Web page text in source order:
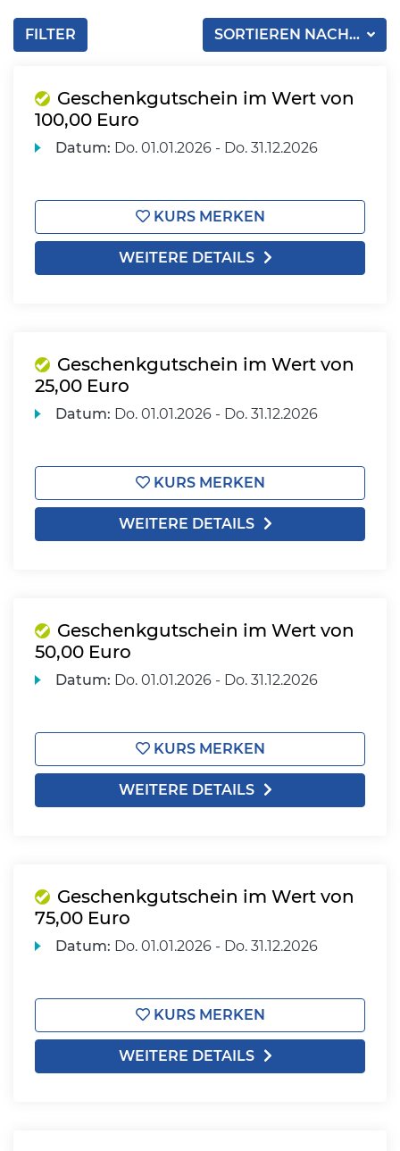
SORTIEREN NACH...
FILTER
Geschenkgutschein im Wert von
100,00 Euro
Datum: Do. 01.01.2026 - Do. 31.12.2026
KURS MERKEN
WEITERE DETAILS
Geschenkgutschein im Wert von
25,00 Euro
Datum: Do. 01.01.2026 - Do. 31.12.2026
KURS MERKEN
WEITERE DETAILS
Geschenkgutschein im Wert von
50,00 Euro
Datum: Do. 01.01.2026 - Do. 31.12.2026
KURS MERKEN
WEITERE DETAILS
Geschenkgutschein im Wert von
75,00 Euro
Datum: Do. 01.01.2026 - Do. 31.12.2026
KURS MERKEN
WEITERE DETAILS